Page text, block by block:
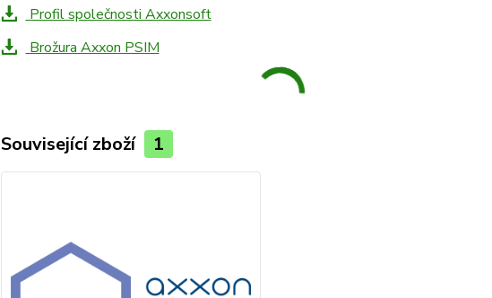
Profil společnosti Axxonsoft
Brožura Axxon PSIM
Související zboží 1